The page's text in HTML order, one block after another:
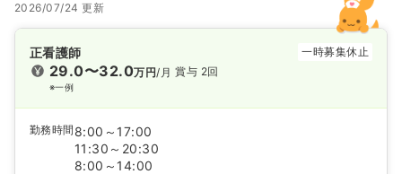
2026/07/24 更新
正看護師 一時募集休止
29.0〜32.0万円/月
※一例
賞与 2回
勤務時間 8:00～17:00
11:30～20:30
8:00～14:00